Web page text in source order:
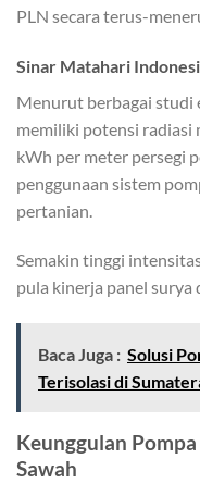
PLN secara terus-
Sinar Matahari
Menurut berbagai studi
memiliki potensi radiasi
kWh per meter persegi
penggunaan sistem
pertanian.
Semakin tinggi
pula kinerja panel surya
Baca Juga : Solusi
Terisolasi di
Keunggulan
Sawah